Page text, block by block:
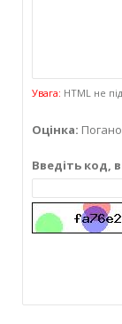
Увага: HTML не
Оцінка: Погано
Введіть код,